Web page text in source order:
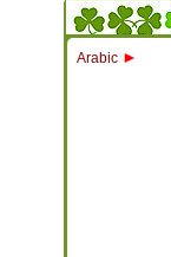
Arabic ►